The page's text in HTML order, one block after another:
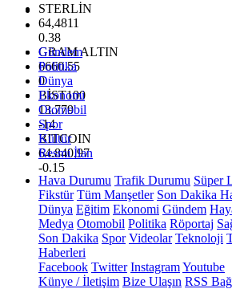
STERLİN
64,4811
0.38
GRAM ALTIN
6660.55
0
BİST100
13.779
-14
BITCOIN
64.840,97
-0.15
Gündem
Politika
Dünya
Ekonomi
Otomobil
Spor
Kültür
Resmi İlan
Hava Durumu Trafik Durumu Süper
Fikstür Tüm Manşetler Son Dakika
Dünya Eğitim Ekonomi Gündem
Medya Otomobil Politika Röportaj
Son Dakika Spor Videolar Teknoloji
Haberleri
Facebook Twitter InstagramYoutube
Künye / İletişim Bize Ulaşın RSS